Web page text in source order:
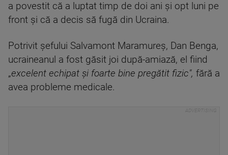
a povestit că a luptat timp de doi ani şi opt luni pe
front şi că a decis să fugă din Ucraina.
Potrivit şefului Salvamont Maramureş, Dan Benga,
ucraineanul a fost găsit joi după-amiază, el fiind
„excelent echipat şi foarte bine pregătit fizic", fără a
avea probleme medicale.